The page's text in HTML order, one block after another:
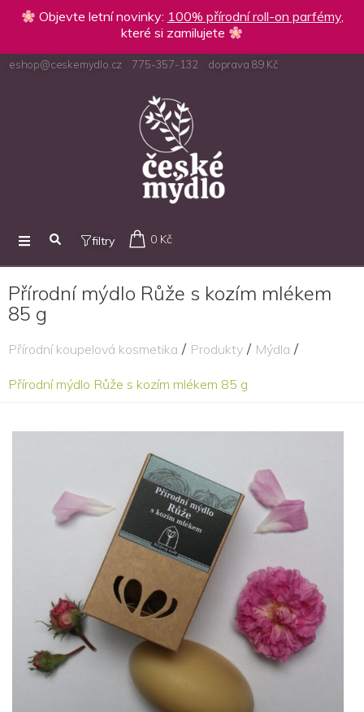
Objevte letní novinky: 100% přírodní roll-on parfémy,
které si zamilujete
eshop@ceskemydlo.cz 775-357-132 doprava 89 Kč
filtry 0 Kč
Přírodní mýdlo Růže s kozím mlékem
85 g
Přírodní koupelová kosmetika / Produkty / Mýdla /
Přírodní mýdlo Růže s kozím mlékem 85 g